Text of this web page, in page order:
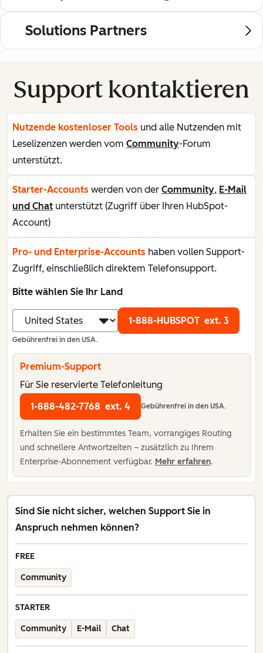
Solutions Partners
Support kontaktieren
Sind Sie nicht sicher, welchen Support Sie in
Anspruch nehmen können?
FREE
Community
STARTER
Community E-Mail Chat
Nutzende kostenloser Tools und alle Nutzenden mit
Leselizenzen werden vom Community-Forum
unterstützt.
Starter-Accounts werden von der Community, E-Mail
und Chat unterstützt (Zugriff über Ihren HubSpot-
Account)
Pro- und Enterprise-Accounts haben vollen Support-
Zugriff, einschließlich direktem Telefonsupport.
Bitte wählen Sie Ihr Land
1-888-HUBSPOT ext. 3
Gebührenfrei in den USA.
Premium-Support
Für Sie reservierte Telefonleitung
1-888-482-7768 ext. 4 Gebührenfrei in den USA.
Erhalten Sie ein bestimmtes Team, vorrangiges Routing
und schnellere Antwortzeiten – zusätzlich zu Ihrem
Enterprise-Abonnement verfügbar. Mehr erfahren.